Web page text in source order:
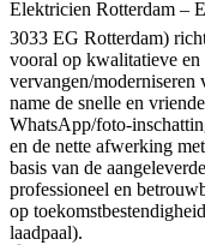
Elektricien Rotterdam –
3033 EG Rotterdam)
vooral op kwalitatieve en
vervangen/moderniseren
name de snelle en
WhatsApp/foto-
en de nette afwerking
basis van de
professioneel en
op
laadpaal).